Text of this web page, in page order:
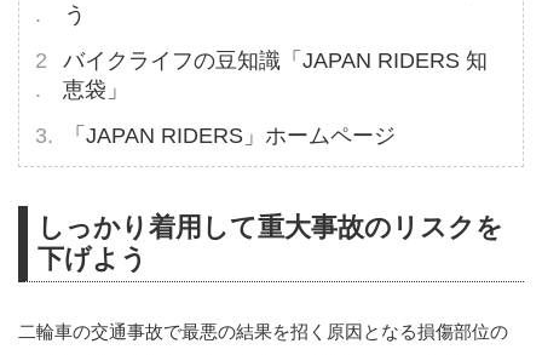
う
バイクライフの豆知識「JAPAN RIDERS 知
恵袋」
「JAPAN RIDERS」ホームページ
しっかり着用して重大事故のリスクを
下げよう
二輪車の交通事故で最悪の結果を招く原因となる損傷部位の